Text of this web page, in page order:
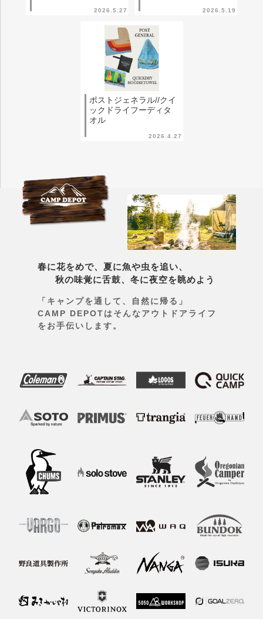
2026.5.27 2026.5.19
2026.4.27
ポストジェネラル//クイ
ックドライフーディタ
オル
春に花をめで、夏に魚や虫を追い、
秋の味覚に舌鼓、冬に夜空を眺めよう
「キャンプを通して、自然に帰る」
CAMP DEPOTはそんなアウトドアライフ
をお手伝いします。